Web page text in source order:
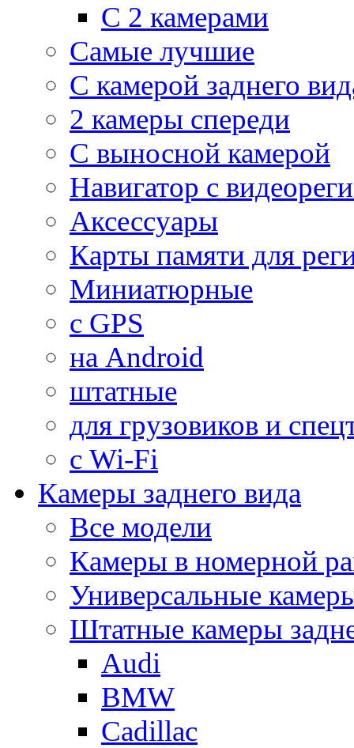
С 2 камерами
Самые лучшие
С камерой заднего
2 камеры спереди
С выносной камерой
Навигатор с
Аксессуары
Карты памяти для
Миниатюрные
с GPS
на Android
штатные
для грузовиков и
с Wi-Fi
Камеры заднего вида
Все модели
Камеры в номерной
Универсальные
Штатные камеры
Audi
BMW
Cadillac